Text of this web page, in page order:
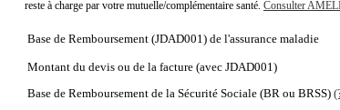
reste à charge par votre mutuelle/complémentaire santé. Consulter
Base de Remboursement (JDAD001) de l'assurance maladie
Montant du devis ou de la facture (avec JDAD001)
Base de Remboursement de la Sécurité Sociale (BR ou BRSS)